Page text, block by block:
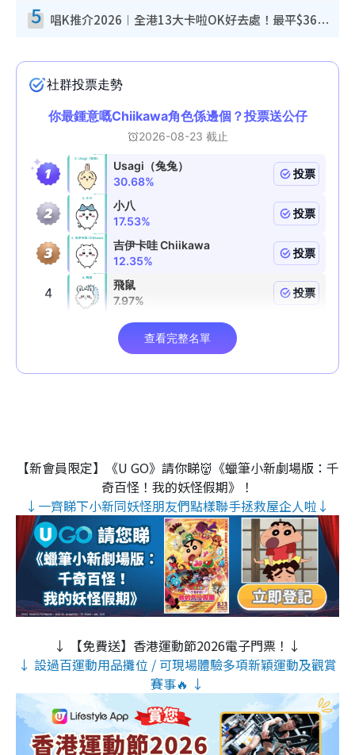
5 唱K推介2026︱全港13大卡啦OK好去處！最平$36起 日文K都有！(附地址+收費詳情)
【新會員限定】《U GO》請你睇👹《蠟筆小新劇場版：千
奇百怪！我的妖怪假期》！
↓一齊睇下小新同妖怪朋友們點樣聯手拯救屋企人啦↓
↓ 【免費送】香港運動節2026電子門票！↓
↓ 設過百運動用品攤位 / 可現場體驗多項新穎運動及觀賞
賽事🔥 ↓